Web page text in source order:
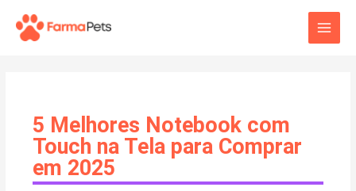
para
Main
5 Melhores Notebook com
Touch na Tela para Comprar
em 2025